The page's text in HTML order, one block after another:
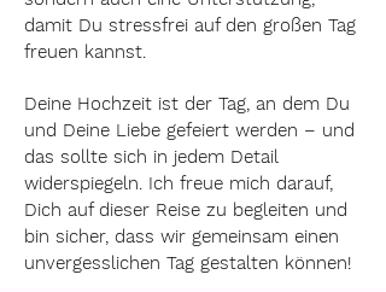
damit Du stressfrei auf den großen Tag
freuen kannst.
Deine Hochzeit ist der Tag, an dem Du
und Deine Liebe gefeiert werden – und
das sollte sich in jedem Detail
widerspiegeln. Ich freue mich darauf,
Dich auf dieser Reise zu begleiten und
bin sicher, dass wir gemeinsam einen
unvergesslichen Tag gestalten können!